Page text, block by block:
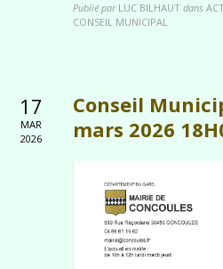
Publié par LUC BILHAUT dans
CONSEIL MUNICIPAL
17
MAR
2026
Conseil
mars 2026